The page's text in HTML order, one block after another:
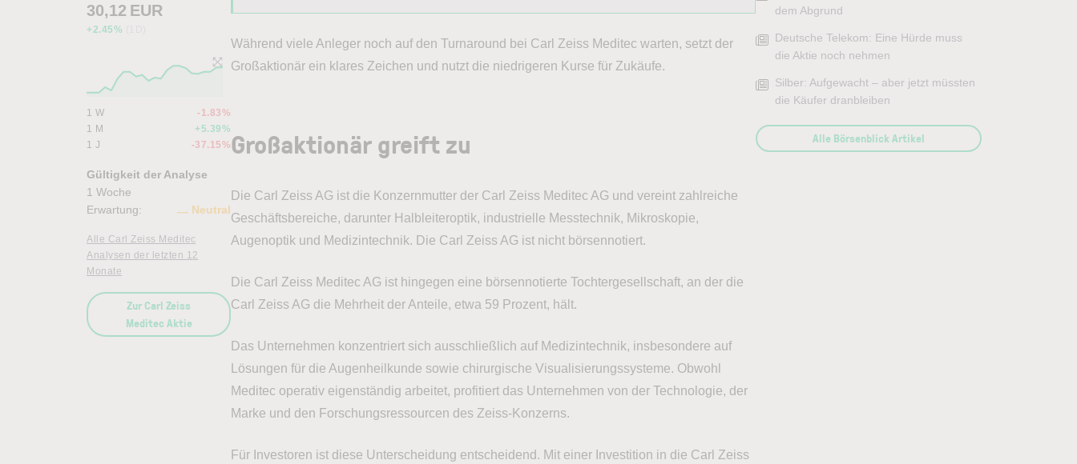
30,12 EUR
+2.45%
1 W
-1.83%
1 M
+5.39%
1 J
-37.15%
Gültigkeit der Analyse
1 Woche
Erwartung:
Neutral
Alle Carl Zeiss Meditec
Analysen der letzten 12
Monate
Zur Carl Zeiss
Meditec Aktie
Während viele Anleger noch auf den Turnaround bei Carl Zeiss Meditec warten, setzt der
Großaktionär ein klares Zeichen und nutzt die niedrigeren Kurse für Zukäufe.
Großaktionär greift zu
Die Carl Zeiss AG ist die Konzernmutter der Carl Zeiss Meditec AG und vereint zahlreiche
Geschäftsbereiche, darunter Halbleiteroptik, industrielle Messtechnik, Mikroskopie,
Augenoptik und Medizintechnik. Die Carl Zeiss AG ist nicht börsennotiert.
Die Carl Zeiss Meditec AG ist hingegen eine börsennotierte Tochtergesellschaft, an der die
Carl Zeiss AG die Mehrheit der Anteile, etwa 59 Prozent, hält.
Das Unternehmen konzentriert sich ausschließlich auf Medizintechnik, insbesondere auf
Lösungen für die Augenheilkunde sowie chirurgische Visualisierungssysteme. Obwohl
Meditec operativ eigenständig arbeitet, profitiert das Unternehmen von der Technologie, der
Marke und den Forschungsressourcen des Zeiss-Konzerns.
Für Investoren ist diese Unterscheidung entscheidend. Mit einer Investition in die Carl Zeiss
dem Abgrund
Deutsche Telekom: Eine Hürde muss
die Aktie noch nehmen
Silber: Aufgewacht – aber jetzt müssten
die Käufer dranbleiben
Alle Börsenblick Artikel